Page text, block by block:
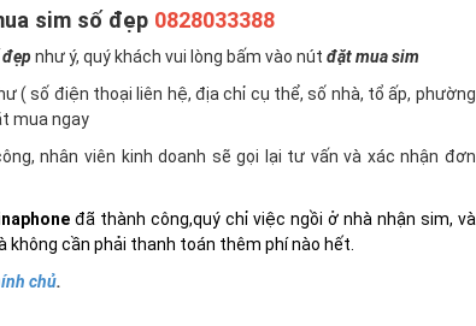
sim số đẹp 0828033388
như ý, quý khách vui lòng bấm vào nútđặt mua sim
( số điện thoại liên hệ, địa chỉ cụ thể, số nhà, tổ ấp, phường
mua ngay
nhân viên kinh doanh sẽ gọi lại tư vấn và xác nhận đơn
đã thành công,quý chỉ việc ngồi ở nhà nhận sim, và
không cần phải thanh toán thêm phí nào hết.
chủ.